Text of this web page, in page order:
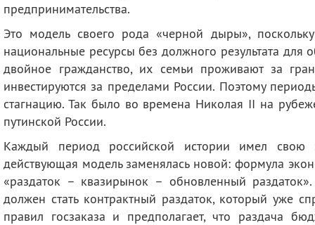
предпринимательства.
Это модель своего рода «черной дыры»,
национальные ресурсы без должного результата для
двойное гражданство, их семьи проживают за
инвестируются за пределами России. Поэтому
стагнацию. Так было во времена Николая II на
путинской России.
Каждый период российской истории имел свою
действующая модель заменялась новой: формула
«раздаток – квазирынок – обновленный
должен стать контрактный раздаток, который уже
правил госзаказа и предполагает, что раздача